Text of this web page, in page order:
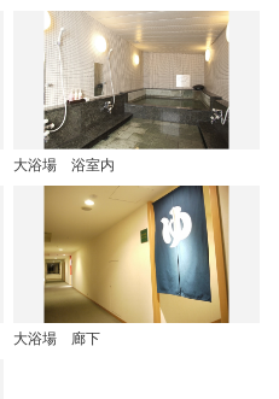
大浴場 浴室内
大浴場 廊下